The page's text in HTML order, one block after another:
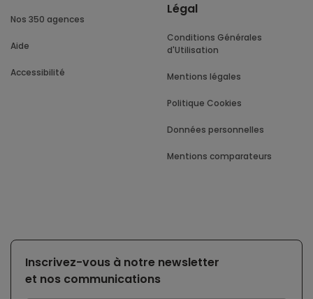
Nos 350 agences
Aide
Accessibilité
Légal
Conditions Générales
d'Utilisation
Mentions légales
Politique Cookies
Données personnelles
Mentions comparateurs
Inscrivez-vous à notre newsletter
et nos communications